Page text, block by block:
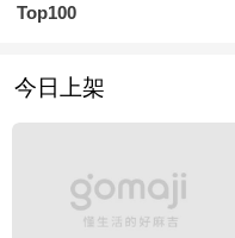
Top100
今日上架